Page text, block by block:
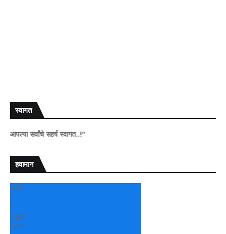
स्वागत
सहर्ष स्वागत..!"
हवामान
+28
°
C
+28°
+21°